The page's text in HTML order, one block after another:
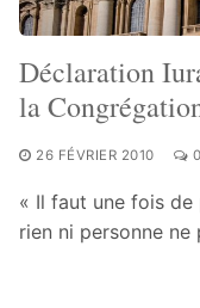
Déclaration
la
26 FÉVRIER 2010
« Il faut une fois
rien ni personne ne